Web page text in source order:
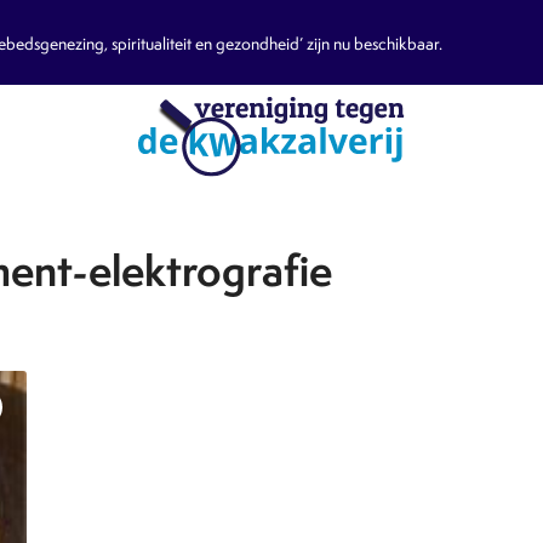
spiritualiteit en gezondheid’ zijn nu beschikbaar.
elektrografie